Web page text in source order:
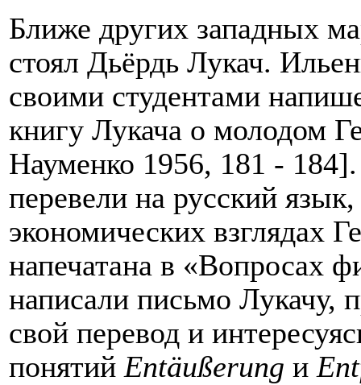
Ближе других западных
стоял Дьёрдь Лукач.
своими студентами
книгу Лукача о молодом
Науменко 1956, 181 -
перевели на русский
экономических взглядах
напечатана в «Вопросах
написали письмо Лукачу,
свой перевод и
понятий Entäußerung и